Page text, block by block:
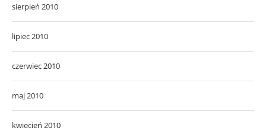
sierpień 2010
lipiec 2010
czerwiec 2010
maj 2010
kwiecień 2010